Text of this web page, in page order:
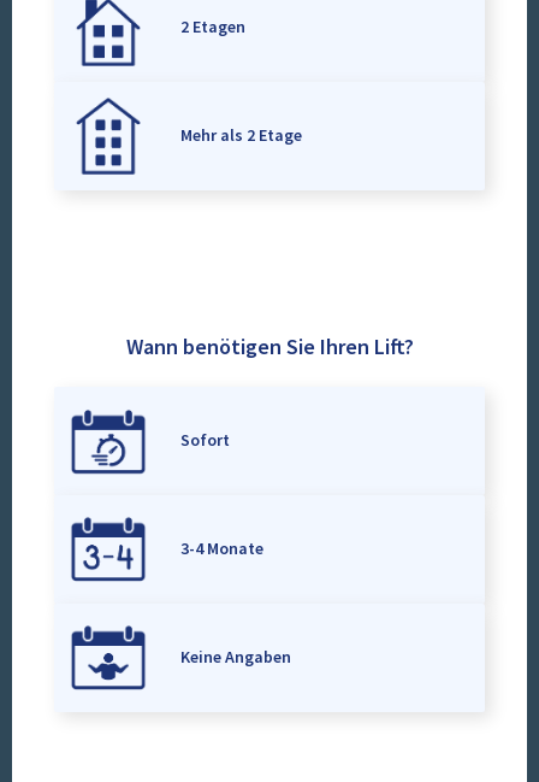
2 Etagen
Mehr als 2 Etage
Wann benötigen Sie Ihren Lift?
Sofort
3-4 Monate
Keine Angaben